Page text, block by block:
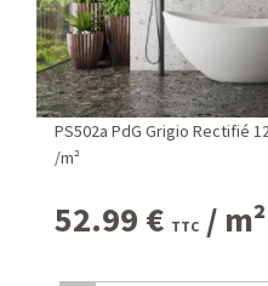
PS502a PdG Grigio Rectifié
/m²
52.99 € TTC / m²